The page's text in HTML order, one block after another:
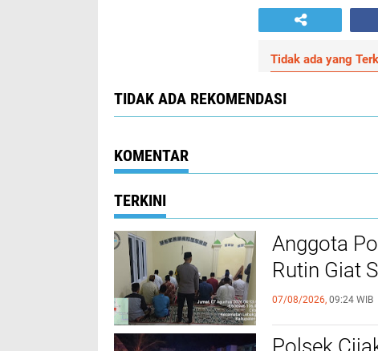
Tidak ada yang
TIDAK ADA REKOMENDASI
KOMENTAR
TERKINI
Anggota
Rutin Giat
07/08/2026, 09:24 WIB
Polsek